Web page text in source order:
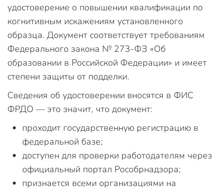
удостоверение о повышении квалификации по
когнитивным искажениям установленного
образца. Документ соответствует требованиям
Федерального закона № 273-ФЗ «Об
образовании в Российской Федерации» и имеет
степени защиты от подделки.
Сведения об удостоверении вносятся в ФИС
ФРДО — это значит, что документ:
проходит государственную регистрацию в
федеральной базе;
доступен для проверки работодателям через
официальный портал Рособрнадзора;
признается всеми организациями на